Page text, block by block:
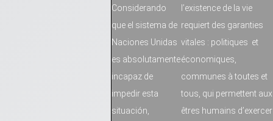
Considerando
que el sistema de
Naciones Unidas
es absolutamente
incapaz de
impedir esta
situación,
l’existence de la vie
requiert des garanties
vitales : politiques et
économiques,
communes à toutes et
tous, qui permettent aux
êtres humains d’exercer